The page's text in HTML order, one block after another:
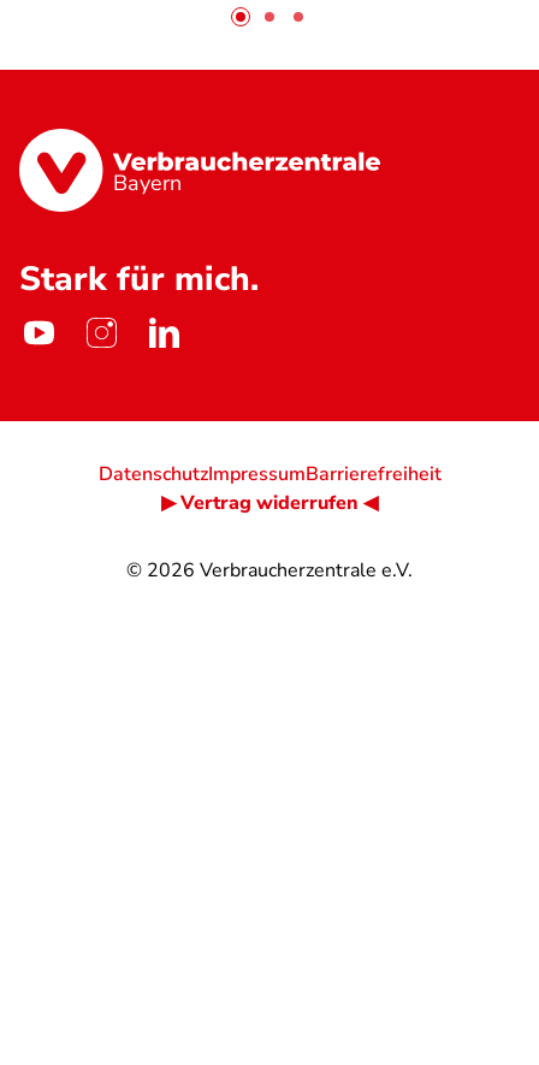
Bayern
Stark für mich.
© 2026 Verbraucherzentrale e.V.
DatenschutzImpressumBarrierefreiheit
▶ Vertrag widerrufen ◀